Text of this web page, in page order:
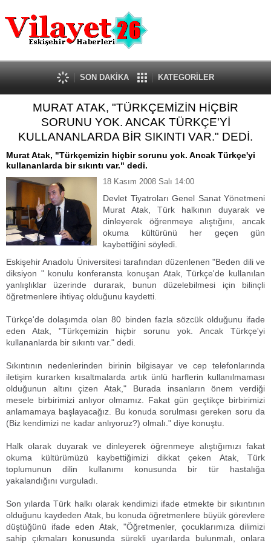
Güncel
Ekonomi
Politika
Eğitim
Spor
Kültür-Sanat
Röportaj
Tanıtım Yazısı
SON DAKİKA KATEGORİLER
MURAT ATAK, "TÜRKÇEMİZİN HİÇBİR
SORUNU YOK. ANCAK TÜRKÇE'Yİ
KULLANANLARDA BİR SIKINTI VAR." DEDİ.
Murat Atak, "Türkçemizin hiçbir sorunu yok. Ancak Türkçe'yi
kullananlarda bir sıkıntı var." dedi.
18 Kasım 2008 Salı 14:00
Devlet Tiyatroları Genel Sanat Yönetmeni
Murat Atak, Türk halkının duyarak ve
dinleyerek öğrenmeye alıştığını, ancak
okuma kültürünü her geçen gün
kaybettiğini söyledi.
Eskişehir Anadolu Üniversitesi tarafından düzenlenen "Beden dili ve
diksiyon " konulu konferansta konuşan Atak, Türkçe'de kullanılan
yanlışlıklar üzerinde durarak, bunun düzelebilmesi için bilinçli
öğretmenlere ihtiyaç olduğunu kaydetti.
Türkçe'de dolaşımda olan 80 binden fazla sözcük olduğunu ifade
eden Atak, "Türkçemizin hiçbir sorunu yok. Ancak Türkçe'yi
kullananlarda bir sıkıntı var." dedi.
Sıkıntının nedenlerinden birinin bilgisayar ve cep telefonlarında
iletişim kurarken kısaltmalarda artık ünlü harflerin kullanılmaması
olduğunun altını çizen Atak," Burada insanların önem verdiği
mesele birbirimizi anlıyor olmamız. Fakat gün geçtikçe birbirimizi
anlamamaya başlayacağız. Bu konuda sorulması gereken soru da
(Biz kendimizi ne kadar anlıyoruz?) olmalı." diye konuştu.
Halk olarak duyarak ve dinleyerek öğrenmeye alıştığımızı fakat
okuma kültürümüzü kaybettiğimizi dikkat çeken Atak, Türk
toplumunun dilin kullanımı konusunda bir tür hastalığa
yakalandığını vurguladı.
Son yılarda Türk halkı olarak kendimizi ifade etmekte bir sıkıntının
olduğunu kaydeden Atak, bu konuda öğretmenlere büyük görevlere
düştüğünü ifade eden Atak, "Öğretmenler, çocuklarımıza dilimizi
sahip çıkmaları konusunda sürekli uyarılarda bulunmalı, onlara